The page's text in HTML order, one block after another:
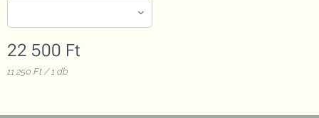
22 500 Ft
11 250 Ft / 1 db